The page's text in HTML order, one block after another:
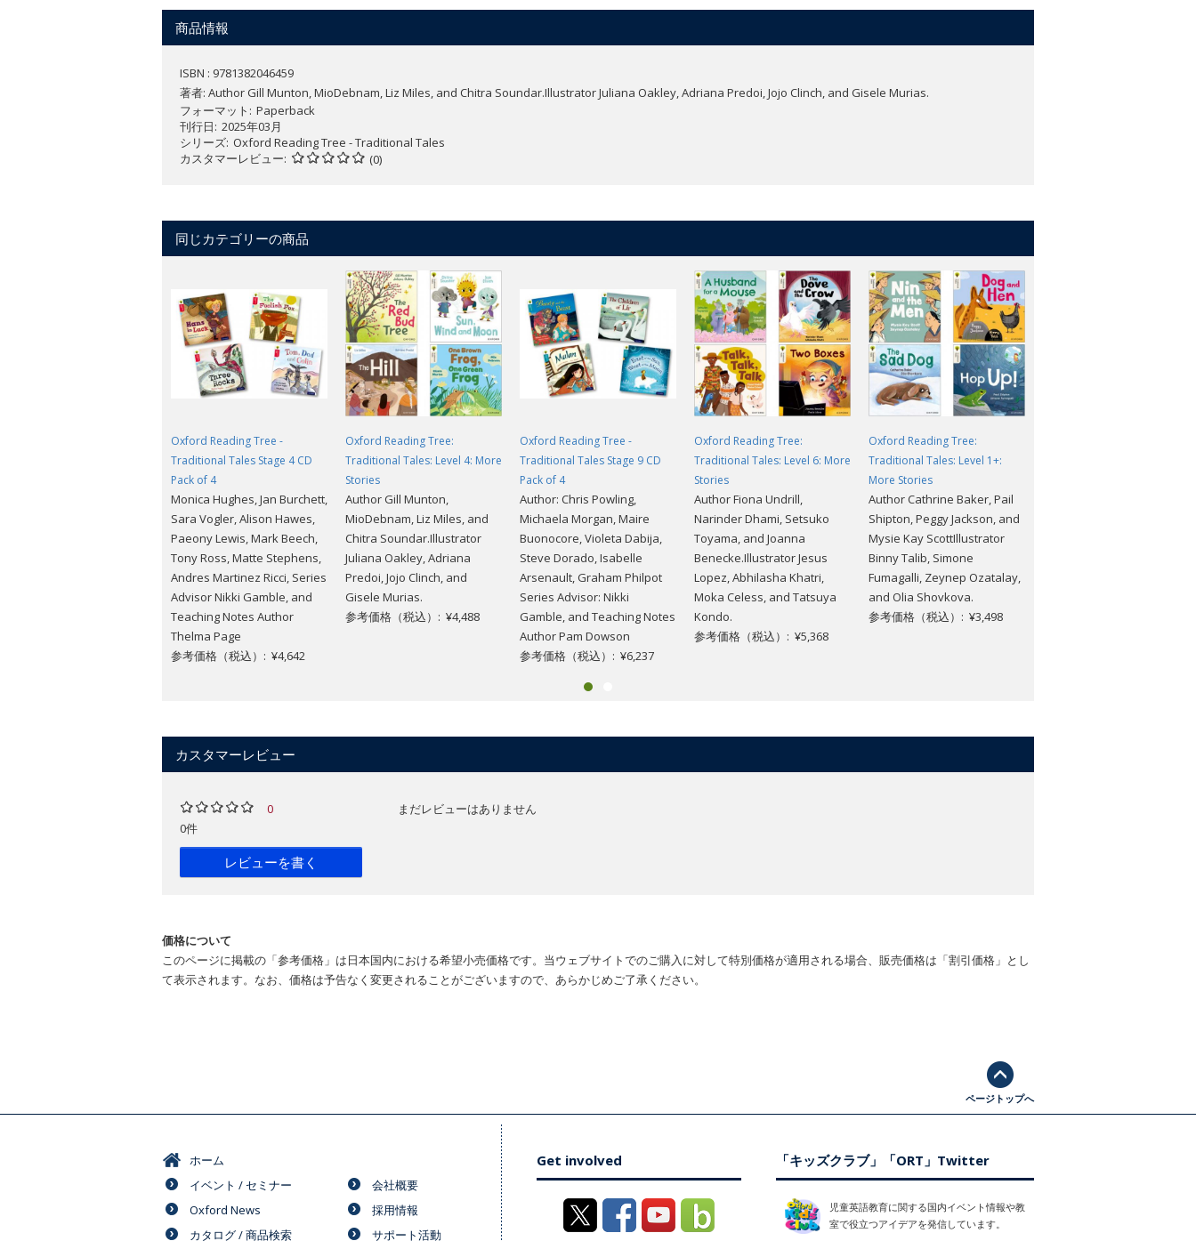
商品情報
ISBN : 9781382046459
著者: Author Gill Munton, MioDebnam, Liz Miles, and Chitra Soundar.Illustrator Juliana Oakley, Adriana Predoi, Jojo Clinch, and Gisele Murias.
フォーマット
Paperback
刊行日 2025年03月
シリーズ Oxford Reading Tree - Traditional Tales
カスタマーレビュー
(0)
同じカテゴリーの商品
Oxford Reading Tree -
Traditional Tales Stage 4 CD
Pack of 4
Monica Hughes, Jan Burchett,
Sara Vogler, Alison Hawes,
Paeony Lewis, Mark Beech,
Tony Ross, Matte Stephens,
Andres Martinez Ricci, Series
Advisor Nikki Gamble, and
Teaching Notes Author
Thelma Page
参考価格（税込）: ¥4,642
Oxford Reading Tree:
Traditional Tales: Level 4: More
Stories
Author Gill Munton,
MioDebnam, Liz Miles, and
Chitra Soundar.Illustrator
Juliana Oakley, Adriana
Predoi, Jojo Clinch, and
Gisele Murias.
参考価格（税込）: ¥4,488
Oxford Reading Tree -
Traditional Tales Stage 9 CD
Pack of 4
Author: Chris Powling,
Michaela Morgan, Maire
Buonocore, Violeta Dabija,
Steve Dorado, Isabelle
Arsenault, Graham Philpot
Series Advisor: Nikki
Gamble, and Teaching Notes
Author Pam Dowson
参考価格（税込）: ¥6,237
Oxford Reading Tree:
Traditional Tales: Level 6: More
Stories
Author Fiona Undrill,
Narinder Dhami, Setsuko
Toyama, and Joanna
Benecke.Illustrator Jesus
Lopez, Abhilasha Khatri,
Moka Celess, and Tatsuya
Kondo.
参考価格（税込）: ¥5,368
Oxford Reading Tree:
Traditional Tales: Level 1+:
More Stories
Author Cathrine Baker, Pail
Shipton, Peggy Jackson, and
Mysie Kay ScottIllustrator
Binny Talib, Simone
Fumagalli, Zeynep Ozatalay,
and Olia Shovkova.
参考価格（税込）: ¥3,498
カスタマーレビュー
0
0件
レビューを書く
まだレビューはありません
価格について
このページに掲載の「参考価格」は日本国内における希望小売価格です。当ウェブサイトでのご購入に対して特別価格が適用される場合、販売価格は「割引価格」とし
て表示されます。なお、価格は予告なく変更されることがございますので、あらかじめご了承ください。
ページトップへ
ホーム
イベント / セミナー
Oxford News
カタログ / 商品検索
会社概要
採用情報
サポート活動
Get involved 「キッズクラブ」「ORT」Twitter
児童英語教育に関する国内イベント情報や教
室で役立つアイデアを発信しています。